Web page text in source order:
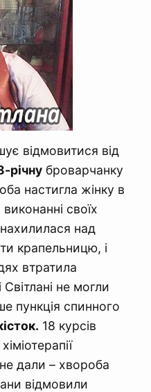
відмовитися від
річну броварчанку
настигла жінку в
своїх
над
крапельницю, і
втратила
не могли
пункція спинного
18 курсів
не дали – хвороба
відмовили